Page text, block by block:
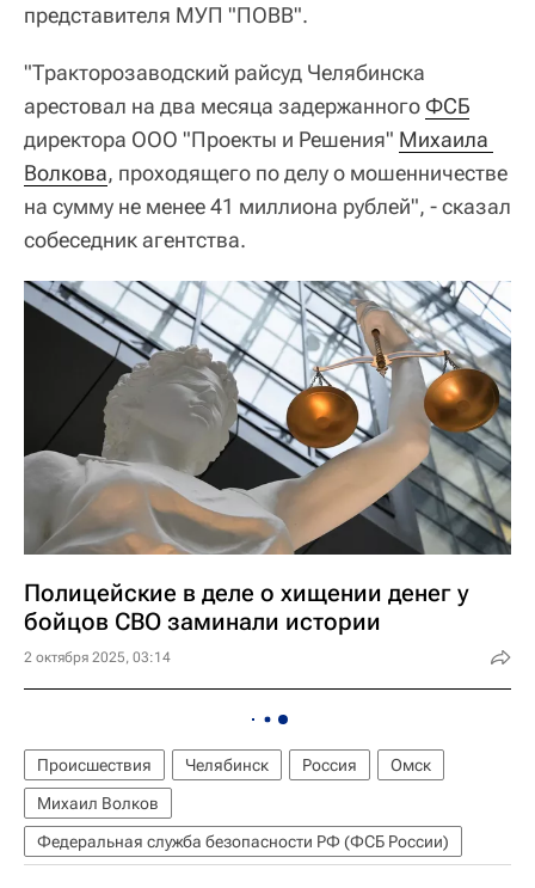
представителя МУП "ПОВВ".
"Тракторозаводский райсуд Челябинска
арестовал на два месяца задержанного ФСБ
директора ООО "Проекты и Решения" Михаила
Волкова, проходящего по делу о мошенничестве
на сумму не менее 41 миллиона рублей", - сказал
собеседник агентства.
Полицейские в деле о хищении денег у
бойцов СВО заминали истории
2 октября 2025, 03:14
Происшествия Челябинск Россия
Омск
Михаил Волков
Федеральная служба безопасности РФ (ФСБ России)